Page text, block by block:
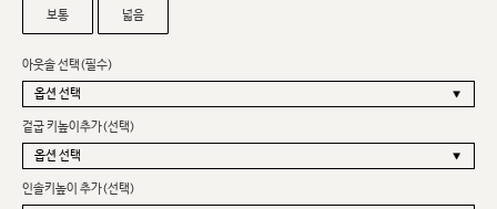
보통 넓음
아웃솔 선택(필수)
겉굽 키높이추가(선택)
인솔키높이 추가(선택)